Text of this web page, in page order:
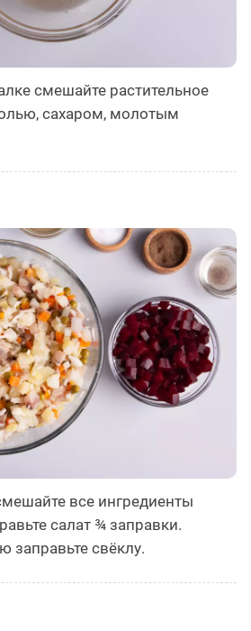
смешайте растительное
сахаром, молотым
все ингредиенты
салат ¾ заправки.
заправьте свёклу.